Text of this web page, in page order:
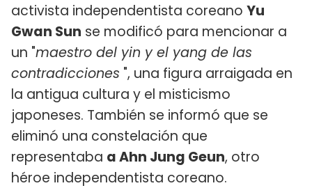
activista independentista coreano Yu
Gwan Sun se modificó para mencionar a
un "maestro del yin y el yang de las
contradicciones ", una figura arraigada en
la antigua cultura y el misticismo
japoneses. También se informó que se
eliminó una constelación que
representaba a Ahn Jung Geun, otro
héroe independentista coreano.